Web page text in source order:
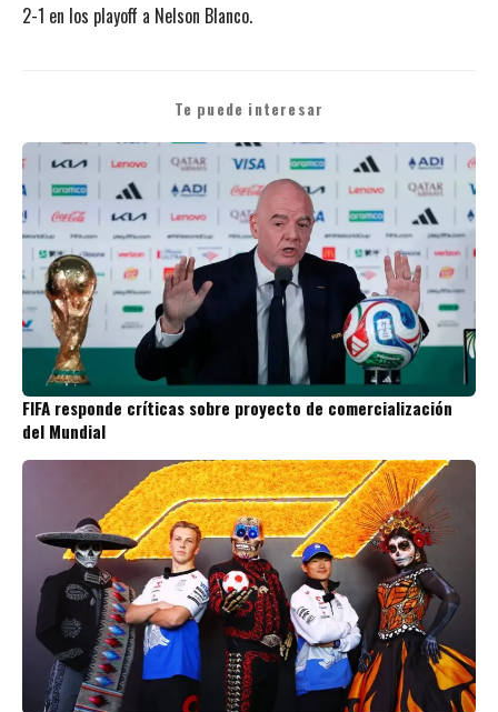
2-1 en los playoff a Nelson Blanco.
Te puede interesar
FIFA responde críticas sobre proyecto de comercialización
del Mundial